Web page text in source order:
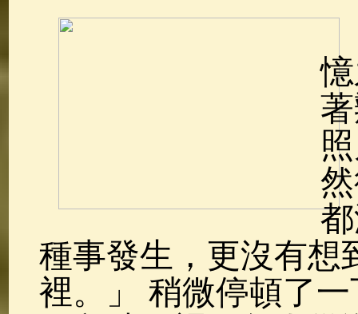
種事發生，更沒有想
裡。」 稍微停頓了